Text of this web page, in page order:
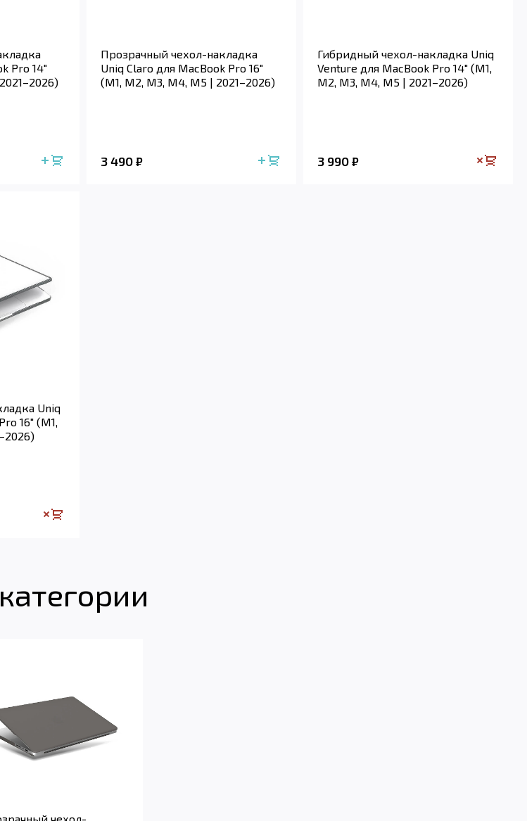
Pro 14"
Прозрачный чехол-накладка
Uniq Claro для MacBook Pro 16"
(M1, M2, M3, M4, M5 | 2021–2026)
3 490 ₽
Гибридный чехол-накладка Uniq
Venture для MacBook Pro 14" (M1,
M2, M3, M4, M5 | 2021–2026)
3 990 ₽
Uniq
16" (M1,